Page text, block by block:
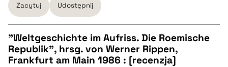
BIBTEX
pobierz cytat
Zacytuj Udostępnij
CZYSTY TEKST
"Weltgeschichte im Aufriss. Die Roemische
Republik", hrsg. von Werner Rippen,
Frankfurt am Main 1986 : [recenzja]